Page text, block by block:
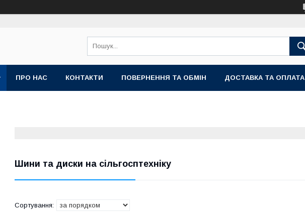
ПРО НАС КОНТАКТИ ПОВЕРНЕННЯ ТА ОБМІН ДОСТАВКА ТА ОПЛАТА
Шини та диски на сільгосптехніку